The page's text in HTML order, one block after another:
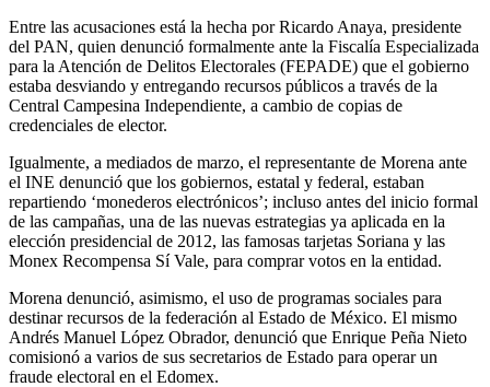
Entre las acusaciones está la hecha por Ricardo Anaya, presidente
del PAN, quien denunció formalmente ante la Fiscalía Especializada
para la Atención de Delitos Electorales (FEPADE) que el gobierno
estaba desviando y entregando recursos públicos a través de la
Central Campesina Independiente, a cambio de copias de
credenciales de elector.
Igualmente, a mediados de marzo, el representante de Morena ante
el INE denunció que los gobiernos, estatal y federal, estaban
repartiendo ‘monederos electrónicos’; incluso antes del inicio formal
de las campañas, una de las nuevas estrategias ya aplicada en la
elección presidencial de 2012, las famosas tarjetas Soriana y las
Monex Recompensa Sí Vale, para comprar votos en la entidad.
Morena denunció, asimismo, el uso de programas sociales para
destinar recursos de la federación al Estado de México. El mismo
Andrés Manuel López Obrador, denunció que Enrique Peña Nieto
comisionó a varios de sus secretarios de Estado para operar un
fraude electoral en el Edomex.